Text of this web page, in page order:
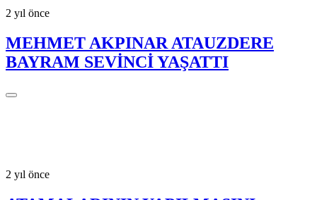
2 yıl önce
MEHMET AKPINAR ATAUZDERE
BAYRAM SEVİNCİ YAŞATTI
2 yıl önce